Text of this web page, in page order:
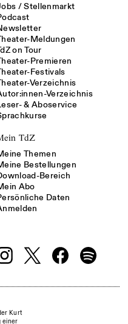
/ Stellenmarkt
Meldungen
on Tour
Premieren
Festivals
Verzeichnis
Verzeichnis
& Aboservice
TdZ
Themen
Bestellungen
Bereich
Abo
Daten
Kurt
einer